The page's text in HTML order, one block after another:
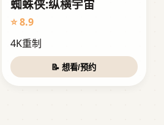
蜘蛛侠:纵横宇宙
⭐ 8.9
4K重制
📝 想看/预约